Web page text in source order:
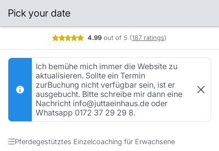
Pick your date
4.99out of 5 (187 ratings)
Booking step Pick your date
Ich bemühe mich immer die Website zu
aktualisieren. Sollte ein Termin
zurBuchung nicht verfügbar sein, ist er
ausgebucht. Bitte schreibe mir dann eine
Nachricht info@juttaeinhaus.de oder
Whatsapp 0172 37 29 29 8.
Pferdegestütztes Einzelcoaching für Erwachsene